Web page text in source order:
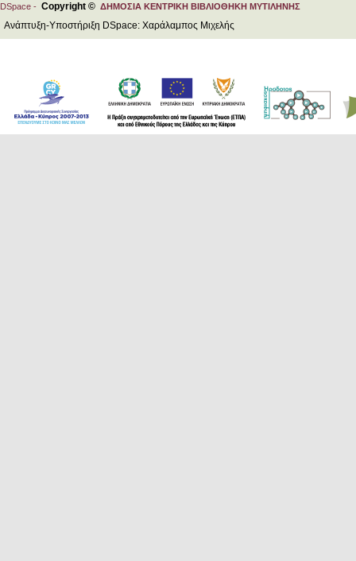
DSpace - Copyright © ΔΗΜΟΣΙΑ ΚΕΝΤΡΙΚΗ ΒΙΒΛΙΟΘΗΚΗ ΜΥΤΙΛΗΝΗΣ
Ανάπτυξη-Υποστήριξη DSpace: Χαράλαμπος Μιχελής